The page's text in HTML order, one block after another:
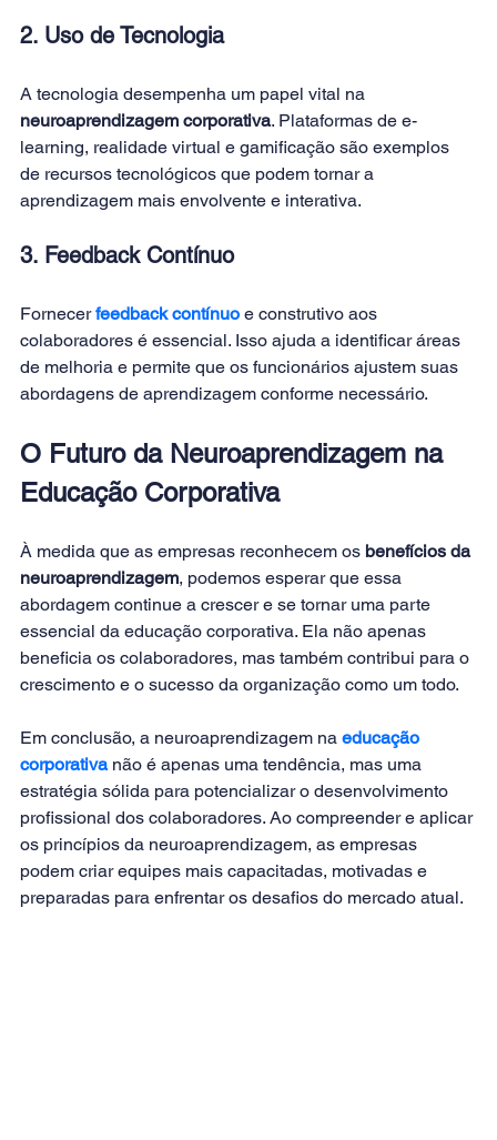
2. Uso de Tecnologia
A tecnologia desempenha um papel vital na
neuroaprendizagem corporativa. Plataformas de e-
learning, realidade virtual e gamificação são exemplos
de recursos tecnológicos que podem tornar a
aprendizagem mais envolvente e interativa.
3. Feedback Contínuo
Fornecer feedback contínuo e construtivo aos
colaboradores é essencial. Isso ajuda a identificar áreas
de melhoria e permite que os funcionários ajustem suas
abordagens de aprendizagem conforme necessário.
O Futuro da Neuroaprendizagem na
Educação Corporativa
À medida que as empresas reconhecem os benefícios da
neuroaprendizagem, podemos esperar que essa
abordagem continue a crescer e se tornar uma parte
essencial da educação corporativa. Ela não apenas
beneficia os colaboradores, mas também contribui para o
crescimento e o sucesso da organização como um todo.
Em conclusão, a neuroaprendizagem na educação
corporativa não é apenas uma tendência, mas uma
estratégia sólida para potencializar o desenvolvimento
profissional dos colaboradores. Ao compreender e aplicar
os princípios da neuroaprendizagem, as empresas
podem criar equipes mais capacitadas, motivadas e
preparadas para enfrentar os desafios do mercado atual.